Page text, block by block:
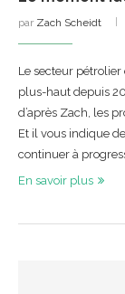
par Zach Scheidt
Le secteur
plus-haut depuis
d’après Zach, les
Et il vous indique
continuer à
En savoir plus